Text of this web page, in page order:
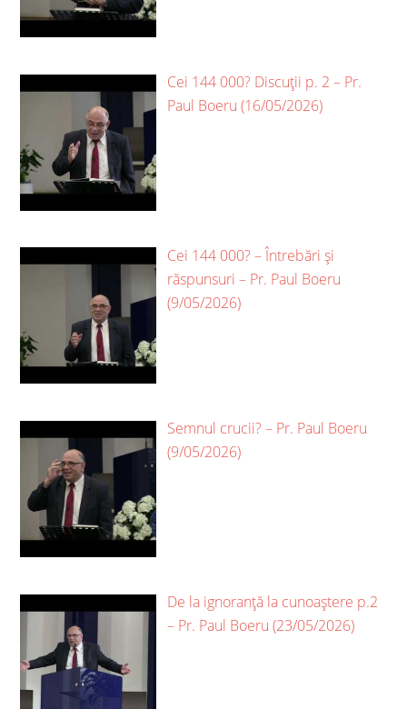
Cei 144 000? Discuții p. 2 – Pr.
Paul Boeru (16/05/2026)
Cei 144 000? – Întrebări și
răspunsuri – Pr. Paul Boeru
(9/05/2026)
Semnul crucii? – Pr. Paul Boeru
(9/05/2026)
De la ignoranță la cunoaștere p.2
– Pr. Paul Boeru (23/05/2026)